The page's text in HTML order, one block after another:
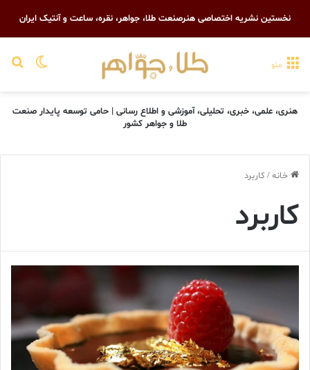
نخستین نشریه اختصاصی هنرصنعت طلا، جواهر، نقره، ساعت و آنتیک ایران
تغییر منو
هنری، علمی، خبری، تحلیلی، آموزشی و اطلاع رسانی | حامی توسعه پایدار صنعت
طلا و جواهر کشور
خانه/ کاربرد
کاربرد